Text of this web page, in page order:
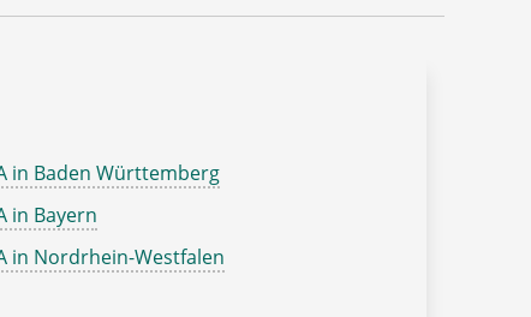
in Baden Württemberg
in Bayern
in Nordrhein-Westfalen